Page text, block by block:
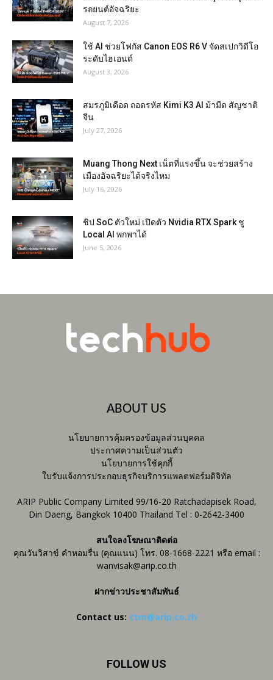
รถยนต์อัจฉริยะ
August 7, 2026
ใช้ AI ช่วยโฟกัส Canon EOS R6 V จัดสเปกวิดีโอ
ระดับไฮเอนด์
August 3, 2026
สมรภูมิเดือด ถอดรหัส Kimi K3 AI ม้ามืด สัญชาติ
จีน
July 27, 2026
Muang Thong Next เน็ตที่แรงขึ้น จะช่วยสร้าง
เมืองอัจฉริยะได้จริงไหม
July 16, 2026
ชิป SoC ตัวใหม่ เปิดตัว Nvidia RTX Spark ชู
Local AI พกพาได้
June 5, 2026
ABOUT US
นโยบายการคุ้มครองข้อมูลส่วนบุคคล
ประกาศความเป็นส่วนตัว
นโยบายการใช้คุกกี้
ใบรับแจ้งการประกอบธุรกิจบริการแพลตฟอร์มดิจิทัล
ARIP Public Company Limited 99/16-20 Ratchadapisek Road,
Din Daeng, Bangkok 10400 Thailand Tel : 0-2642-3400
สนใจลงโฆษณาติดต่อ
คุณวันวิสาข์ คำหอมรื่น (คุณแนน) โทร. 08-1668-2221 หรือ email :
wanvisak@arip.co.th
ฝากข่าวประชาสัมพันธ์
Contact us: ctm@arip.co.th
FOLLOW US